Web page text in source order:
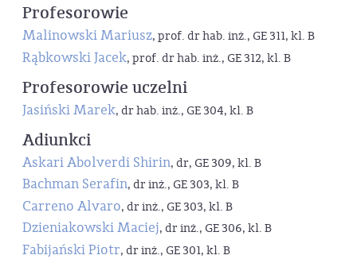
Profesorowie
Malinowski Mariusz, prof. dr hab. inż., GE 311, kl. B
Rąbkowski Jacek, prof. dr hab. inż., GE 312, kl. B
Profesorowie uczelni
Jasiński Marek, dr hab. inż., GE 304, kl. B
Adiunkci
Askari Abolverdi Shirin, dr, GE 309, kl. B
Bachman Serafin, dr inż., GE 303, kl. B
Carreno Alvaro, dr inż., GE 303, kl. B
Dzieniakowski Maciej, dr inż., GE 306, kl. B
Fabijański Piotr, dr inż., GE 301, kl. B